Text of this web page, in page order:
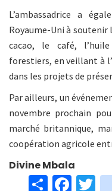
L’ambassadrice a
Royaume-Uni à
cacao, le café,
forestiers, en veillant à
dans les projets de
Par ailleurs, un
novembre prochain
marché britannique,
coopération agricole
Divine Mbala
S Fa T